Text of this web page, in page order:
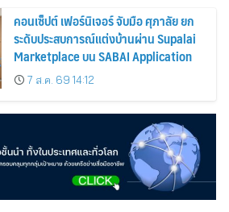
คอนเซ็ปต์ เฟอร์นิเจอร์ จับมือ ศุภาลัย ยก
ระดับประสบการณ์แต่งบ้านผ่าน Supalai
Marketplace บน SABAI Application
7 ส.ค. 69 14:12